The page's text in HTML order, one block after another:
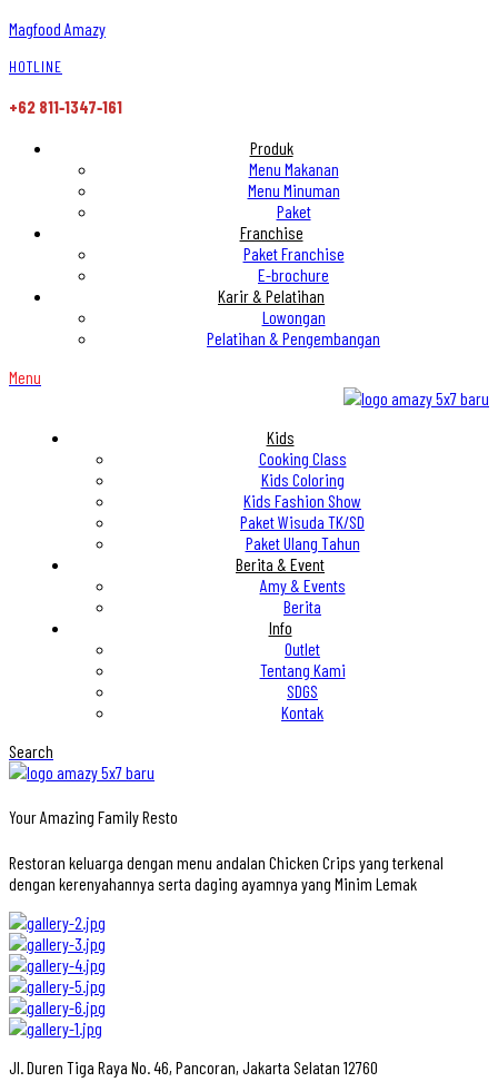
Magfood Amazy
HOTLINE
+62 811‑1347‑161
Produk
Menu Makanan
Menu Minuman
Paket
Franchise
Paket Franchise
E-brochure
Karir & Pelatihan
Lowongan
Pelatihan & Pengembangan
Menu
Kids
Cooking Class
Kids Coloring
Kids Fashion Show
Paket Wisuda TK/SD
Paket Ulang Tahun
Berita & Event
Amy & Events
Berita
Info
Outlet
Tentang Kami
SDGS
Kontak
Search
Your Amazing Family Resto
Restoran keluarga dengan menu andalan Chicken Crips yang terkenal
dengan kerenyahannya serta daging ayamnya yang Minim Lemak
Jl. Duren Tiga Raya No. 46, Pancoran, Jakarta Selatan 12760